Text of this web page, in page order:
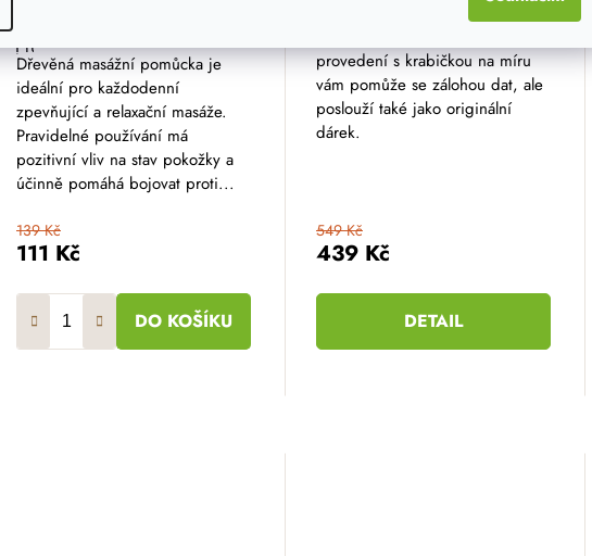
Průměrné
hodnocení
produktu
je
5,0
z
5
hvězdiček.
111 Kč
139 Kč
DO KOŠÍKU
Dřevěná masážní pomůcka je
ideální pro každodenní
zpevňující a relaxační masáže.
Pravidelné používání má
pozitivní vliv na stav pokožky a
účinně pomáhá bojovat proti...
439 Kč
549 Kč
DETAIL
Praktický flash disk o velikosti 16
provedení s krabičkou na míru
vám pomůže se zálohou dat, ale
poslouží také jako originální
dárek.